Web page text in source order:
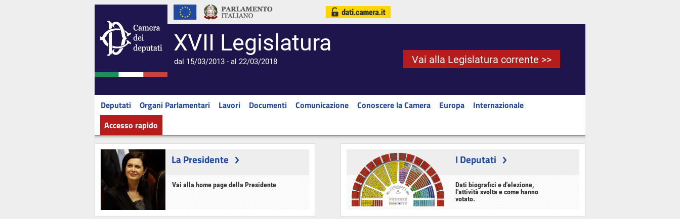
XVII Legislatura
dal 15/03/2013 - al 22/03/2018 Vai alla Legislatura corrente >>
Deputati Organi Parlamentari Lavori Documenti Comunicazione Conoscere la Camera Europa
Internazionale
Accesso rapido
La Presidente
Vai alla home page della Presidente
I Deputati
Dati biografici e d'elezione,
l'attività svolta e come hanno
votato.